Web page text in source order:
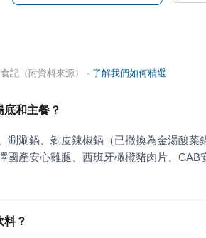
記（附資料來源） · 了解我們如何精選
和主餐？
涮涮鍋、剝皮辣椒鍋（已撤換為金湯酸
國產安心雞腿、西班牙橄欖豬肉片、CAB
料？